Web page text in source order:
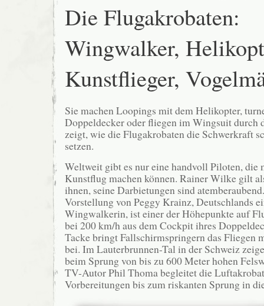
Die Flugakrobaten:
Wingwalker,
Kunstflieger,
Sie machen Loopings mit dem Helikopter,
Doppeldecker oder fliegen im Wingsuit durch
zeigt, wie die Flugakrobaten die Schwerkraft
setzen.
Weltweit gibt es nur eine handvoll Piloten, die
Kunstflug machen können. Rainer Wilke gilt
ihnen, seine Darbietungen sind
Vorstellung von Peggy Krainz, Deutschlands
Wingwalkerin, ist einer der Höhepunkte auf
bei 200 km/h aus dem Cockpit ihres
Tacke bringt Fallschirmspringern das Fliegen
bei. Im Lauterbrunnen-Tal in der Schweiz
beim Sprung von bis zu 600 Meter hohen
TV-Autor Phil Thoma begleitet die
Vorbereitungen bis zum riskanten Sprung in